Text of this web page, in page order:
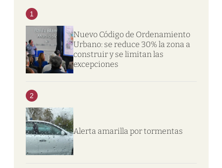
1
Nuevo Código de Ordenamiento
Urbano: se reduce 30% la zona a
construir y se limitan las
excepciones
2
Alerta amarilla por tormentas